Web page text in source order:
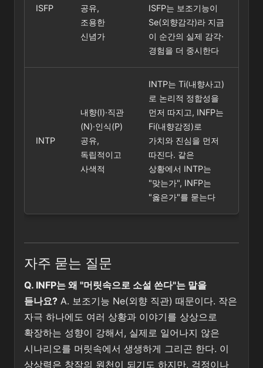
ISFP
공유,
조용한
신념가
ISFP는 보조기능이
Se(외향감각)라 지금
이 순간의 실제 감각·
경험을 더 중시한다
INTP
내향(I)·직관
(N)·인식(P)
공유,
독립적이고
사색적
INTP는 Ti(내향사고)
로 논리적 정합성을
먼저 따지고, INFP는
Fi(내향감정)로
가치와 진심을 먼저
따진다. 같은
상황에서 INTP는
"맞는가", INFP는
"옳은가"를 묻는다
자주 묻는 질문
Q. INFP는 왜 "머릿속으로 소설 쓴다"는 말을
듣나요? A. 보조기능 Ne(외향 직관) 때문이다. 작은
자극 하나에도 여러 상황과 이야기를 상상으로
확장하는 성향이 강해서, 실제로 일어나지 않은
시나리오를 머릿속에서 생생하게 그리곤 한다. 이
상상력은 창작의 원천이 되기도 하지만, 걱정이나